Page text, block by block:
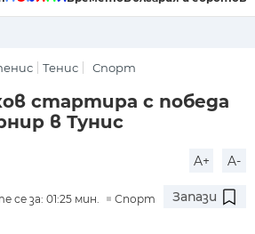
Тенис Спорт
стартира с победа
в Тунис
A+ A-
се за: 01:25 мин. Спорт Запази